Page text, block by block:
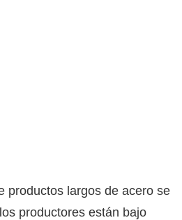
productos largos de acero se
productores están bajo